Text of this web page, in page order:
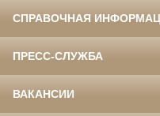
СПРАВОЧНАЯ
ПРЕСС-СЛУЖБА
ВАКАНСИИ